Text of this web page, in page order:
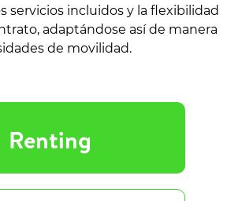
servicios incluidos y la flexibilidad
adaptándose así de manera
de movilidad.
Renting